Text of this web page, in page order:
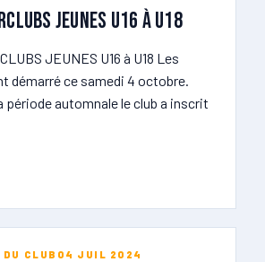
JEUNES U16 à U18
JEUNES U16 à U18 Les
démarré ce samedi 4 octobre.
période automnale le club a inscrit
CLUB 04 JUIL 2024